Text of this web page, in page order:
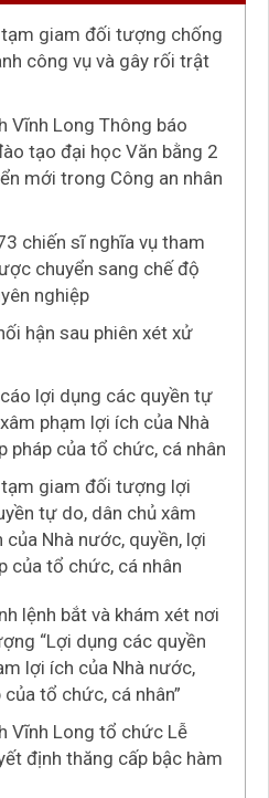
giam đối tượng chống
công vụ và gây rối trật
Vĩnh Long Thông báo
tạo đại học Văn bằng 2
mới trong Công an nhân
chiến sĩ nghĩa vụ tham
chuyển sang chế độ
nghiệp
hận sau phiên xét xử
lợi dụng các quyền tự
phạm lợi ích của Nhà
pháp của tổ chức, cá nhân
giam đối tượng lợi
tự do, dân chủ xâm
của Nhà nước, quyền, lợi
của tổ chức, cá nhân
lệnh bắt và khám xét nơi
“Lợi dụng các quyền
lợi ích của Nhà nước,
tổ chức, cá nhân”
Vĩnh Long tổ chức Lễ
định thăng cấp bậc hàm